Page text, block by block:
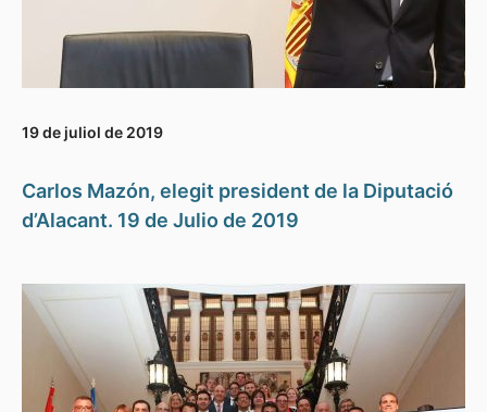
19 de juliol de 2019
Carlos Mazón, elegit president de la Diputació
d’Alacant. 19 de Julio de 2019